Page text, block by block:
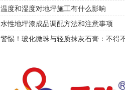
温度和湿度对地坪施工有什么影响
水性地坪漆成品调配方法和注意事项
警惕！玻化微珠与轻质抹灰石膏：不得